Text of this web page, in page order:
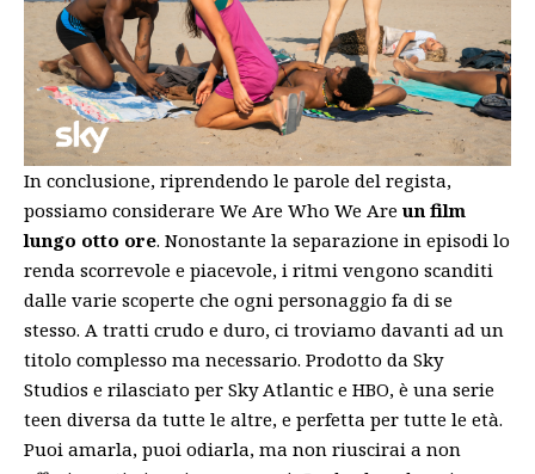
In conclusione, riprendendo le parole del regista,
possiamo considerare We Are Who We Are un film
lungo otto ore. Nonostante la separazione in episodi lo
renda scorrevole e piacevole, i ritmi vengono scanditi
dalle varie scoperte che ogni personaggio fa di se
stesso. A tratti crudo e duro, ci troviamo davanti ad un
titolo complesso ma necessario. Prodotto da Sky
Studios e rilasciato per Sky Atlantic e HBO, è una serie
teen diversa da tutte le altre, e perfetta per tutte le età.
Puoi amarla, puoi odiarla, ma non riuscirai a non